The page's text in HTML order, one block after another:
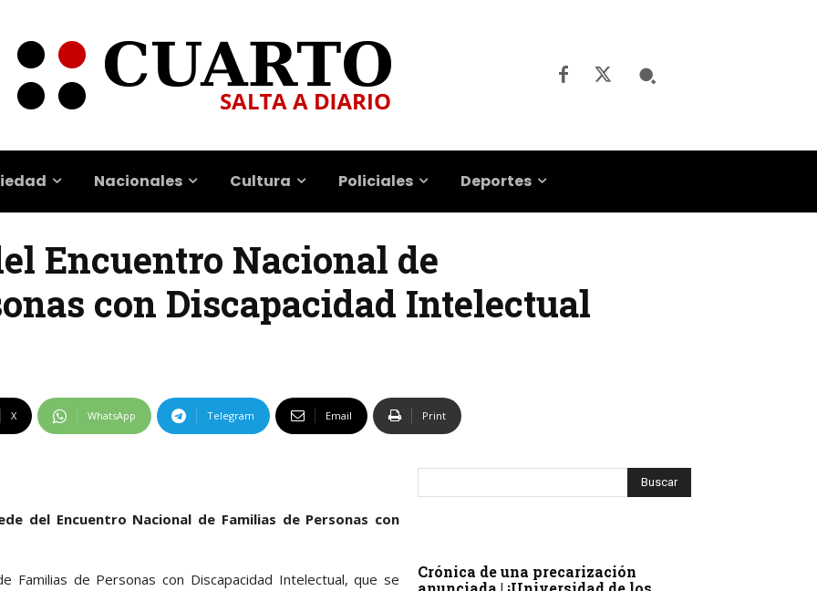
Nacionales Cultura Policiales Deportes
Encuentro Nacional de
con Discapacidad Intelectual
X WhatsApp Telegram Email Print
del Encuentro Nacional de Familias de Personas con
Familias de Personas con Discapacidad Intelectual, que se
Crónica de una precarización